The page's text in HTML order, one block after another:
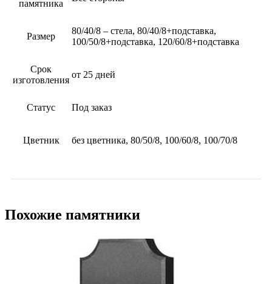
памятника
Размер
80/40/8 – стела, 80/40/8+подставка,
100/50/8+подставка, 120/60/8+подставка
Срок
изготовления
от 25 дней
Статус Под заказ
Цветник без цветника, 80/50/8, 100/60/8, 100/70/8
Похожие памятники